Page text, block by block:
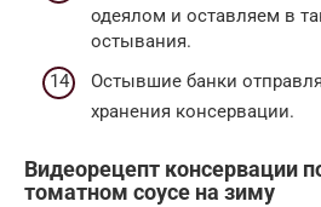
одеялом и оставляем в
остывания.
Остывшие банки
хранения консервации.
Видеорецепт консервации
томатном соусе на зиму